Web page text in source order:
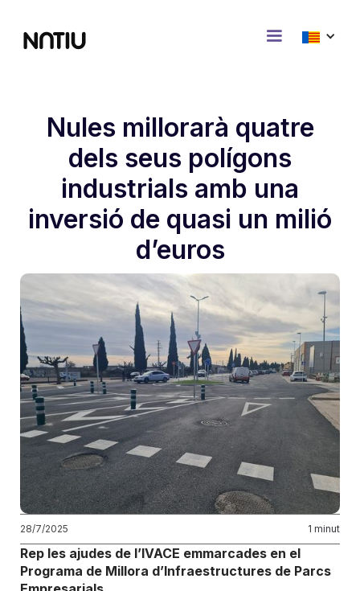
Nules millorarà quatre
dels seus polígons
industrials amb una
inversió de quasi un milió
d’euros
28/7/2025 1 minut
Rep les ajudes de l’IVACE emmarcades en el
Programa de Millora d’Infraestructures de Parcs